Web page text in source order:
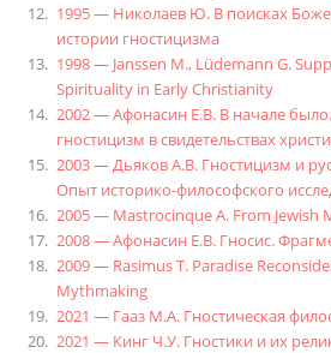
1995 — Николаев Ю. В поисках
истории гностицизма
1998 — Janssen M., Lüdemann G.
Spirituality in Early Christianity
2002 — Афонасин Е.В. В начале
гностицизм в свидетельствах
2003 — Дьяков А.В. Гностицизм и
Опыт историко-философского
2005 — Mastrocinque A. From Jewish
2008 — Афонасин Е.В. Гносис.
2009 — Rasimus T. Paradise
Mythmaking
2021 — Гааз М.А. Гностическая
2021 — Кинг Ч.У. Гностики и их